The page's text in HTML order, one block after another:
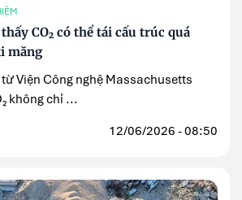
CO₂ có thể tái cấu trúc quá
măng
Viện Công nghệ Massachusetts
không chỉ ...
12/06/2026 - 08:50